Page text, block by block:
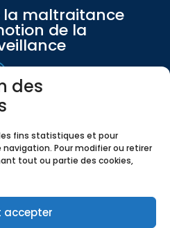
des
fins statistiques et pour
Pour modifier ou retirer
tout ou partie des cookies,
accepter
la maltraitance
de la
3133
et adultes handicapés
119
maltraitée
•Tous droits réservés